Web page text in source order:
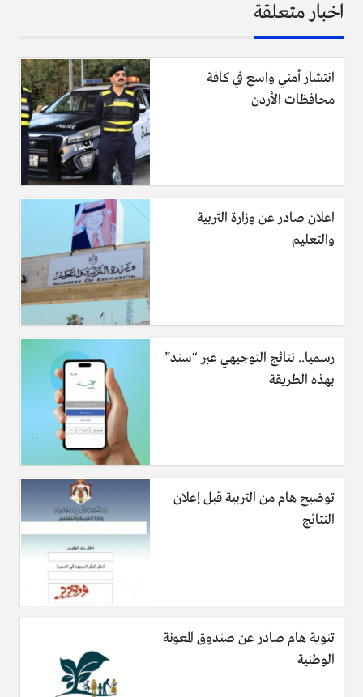
اخبار متعلقة
انتشار أمني واسع في كافة
محافظات الأردن
اعلان صادر عن وزارة التربية
والتعليم
رسميا.. نتائج التوجيهي عبر “سند”
بهذه الطريقة
توضيح هام من التربية قبل إعلان
النتائج
تنوية هام صادر عن صندوق المعونة
الوطنية